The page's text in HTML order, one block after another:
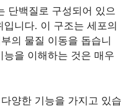
단백질로 구성되어 있으
니다. 이 구조는 세포의
의 물질 이동을 돕습니
을 이해하는 것은 매우
양한 기능을 가지고 있습